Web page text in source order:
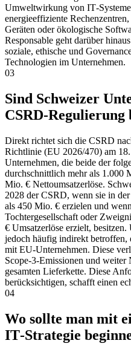
Umweltwirkung von
energieeffiziente
Geräten oder ökologische
Responsable geht darüber
soziale, ethische und
Technologien im Unternehmen.
03
Sind Schweizer
CSRD‑Regulierung
Direkt richtet sich die CSRD
Richtlinie (EU 2026/470) am
Unternehmen, die beide der
durchschnittlich mehr als 1.000
Mio. € Nettoumsatzerlöse.
2028 der CSRD, wenn sie in
als 450 Mio. € erzielen und
Tochtergesellschaft oder
€ Umsatzerlöse erzielt,
jedoch häufig indirekt betroffen,
mit EU-Unternehmen. Diese
Scope-3-Emissionen und weiter
gesamten Lieferkette. Diese
berücksichtigen, schafft einen
04
Wo sollte man mit
IT‑Strategie